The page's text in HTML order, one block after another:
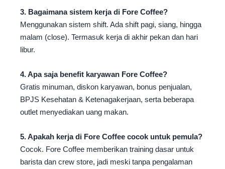
3. Bagaimana sistem kerja di Fore Coffee?
Menggunakan sistem shift. Ada shift pagi, siang, hingga
malam (close). Termasuk kerja di akhir pekan dan hari
libur.
4. Apa saja benefit karyawan Fore Coffee?
Gratis minuman, diskon karyawan, bonus penjualan,
BPJS Kesehatan & Ketenagakerjaan, serta beberapa
outlet menyediakan uang makan.
5. Apakah kerja di Fore Coffee cocok untuk pemula?
Cocok. Fore Coffee memberikan training dasar untuk
barista dan crew store, jadi meski tanpa pengalaman